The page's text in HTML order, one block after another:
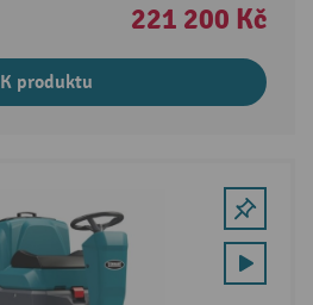
221 200 Kč
K produktu